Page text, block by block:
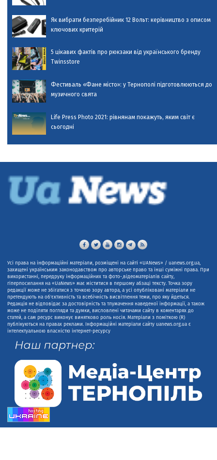
Як вибрати безперебійник 12 Вольт: керівництво з описом
ключових критерій
5 цікавих фактів про рюкзаки від українського бренду
Twinsstore
Фестиваль «Фане місто»: у Тернополі підготовлюються до
музичного свята
Life Press Photo 2021: рівнянам покажуть, яким світ є
сьогодні
Усі права на інформаційні матеріали, розміщені на сайті «UANews» / uanews.org.ua,
захищені українським законодавством про авторське право та інші суміжні права. При
використанні, передруку інформаційних та фото-,відеоматеріалів сайту,
гіперпосилання на «UaNews» має міститися в першому абзаці тексту. Точка зору
редакції може не збігатися з точкою зору автора, а усі опубліковані матеріали не
претендують на об'єктивність та всебічність висвітлення теми, про яку йдеться.
Редакція не відповідає за достовірність та тлумачення наведеної інформації, а також
може не поділяти погляди та думки, висловлені читачами сайту в коментарях до
статей, а сам ресурс виконує винятково роль носія. Матеріали з поміткою (R)
публікуються на правах реклами. Інформаційні матеріали сайту uanews.org.ua є
інтелектуальною власністю інтернет-ресурсу